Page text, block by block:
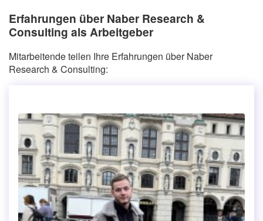
Erfahrungen über Naber Research &
Consulting als Arbeitgeber
Mitarbeitende teilen Ihre Erfahrungen über Naber
Research & Consulting: